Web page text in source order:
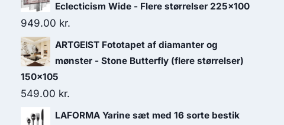
Eclecticism Wide - Flere størrelser 225x100
949.00 kr.
ARTGEIST Fototapet af diamanter og
mønster - Stone Butterfly (flere størrelser)
150x105
549.00 kr.
LAFORMA Yarine sæt med 16 sorte bestik